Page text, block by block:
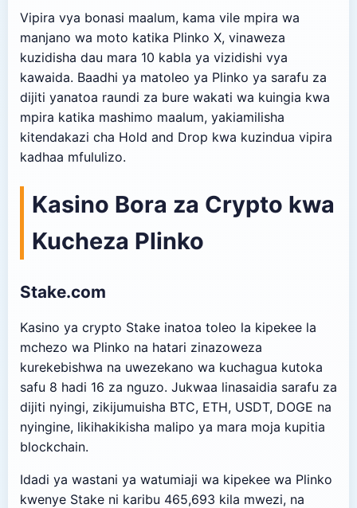
Vipira vya bonasi maalum, kama vile mpira wa
manjano wa moto katika Plinko X, vinaweza
kuzidisha dau mara 10 kabla ya vizidishi vya
kawaida. Baadhi ya matoleo ya Plinko ya sarafu za
dijiti yanatoa raundi za bure wakati wa kuingia kwa
mpira katika mashimo maalum, yakiamilisha
kitendakazi cha Hold and Drop kwa kuzindua vipira
kadhaa mfululizo.
Kasino Bora za Crypto kwa
Kucheza Plinko
Stake.com
Kasino ya crypto Stake inatoa toleo la kipekee la
mchezo wa Plinko na hatari zinazoweza
kurekebishwa na uwezekano wa kuchagua kutoka
safu 8 hadi 16 za nguzo. Jukwaa linasaidia sarafu za
dijiti nyingi, zikijumuisha BTC, ETH, USDT, DOGE na
nyingine, likihakikisha malipo ya mara moja kupitia
blockchain.
Idadi ya wastani ya watumiaji wa kipekee wa Plinko
kwenye Stake ni karibu 465,693 kila mwezi, na